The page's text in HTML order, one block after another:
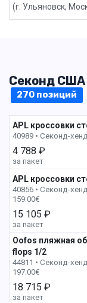
(г. Ульяновск,
Секонд США
270 позиций
APL кроссовки
40989 • Секонд-
4 788 ₽
за пакет
APL кроссовки
40856 • Секонд-
159.00€
15 105 ₽
за пакет
Oofos пляжная
flops 1/2
44811 • Секонд-
197.00€
18 715 ₽
за пакет